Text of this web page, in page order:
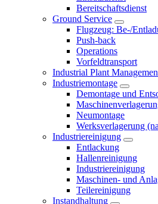
Bereitschaftsdienst
Ground Service
Flugzeug: Be-/
Push-back
Operations
Vorfeldtransport
Industrial Plant
Industriemontage
Demontage und
Neumontage
Werksverlagerung
Industriereinigung
Entlackung
Hallenreinigung
Industriereinigung
Maschinen- und
Teilereinigung
Instandhaltung